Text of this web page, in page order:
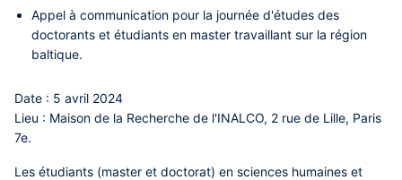
Appel à communication pour la journée d'études des
doctorants et étudiants en master travaillant sur la région
baltique.
Date : 5 avril 2024
Lieu : Maison de la Recherche de l'INALCO, 2 rue de Lille, Paris
7e.
Les étudiants (master et doctorat) en sciences humaines et